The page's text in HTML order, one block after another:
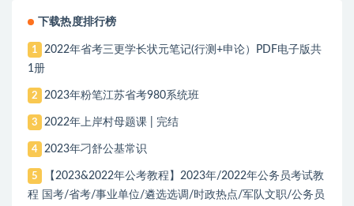
下载热度排行榜
1
2022年省考三更学长状元笔记(行测+申论）PDF电子版共
1册
2 2023年粉笔江苏省考980系统班
3 2022年上岸村母题课 | 完结
4 2023年刁舒公基常识
5
【2023&2022年公考教程】2023年/2022年公务员考试教
程 国考/省考/事业单位/遴选选调/时政热点/军队文职/公务员